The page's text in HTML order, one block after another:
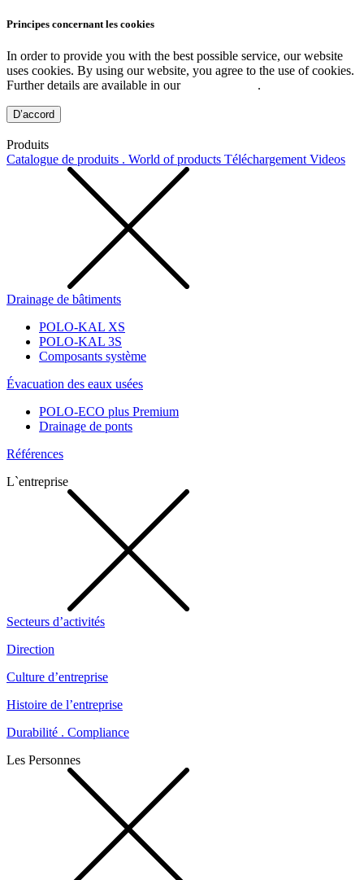
Principes concernant les cookies
In order to provide you with the best possible service, our website
uses cookies. By using our website, you agree to the use of cookies.
Further details are available in our
.
D’accord
Produits
Catalogue de produits . World of products Téléchargement Videos
Drainage de bâtiments
POLO-KAL XS
POLO-KAL 3S
Composants système
Évacuation des eaux usées
POLO-ECO plus Premium
Drainage de ponts
Références
L`entreprise
Secteurs d’activités
Direction
Culture d’entreprise
Histoire de l’entreprise
Durabilité . Compliance
Les Personnes